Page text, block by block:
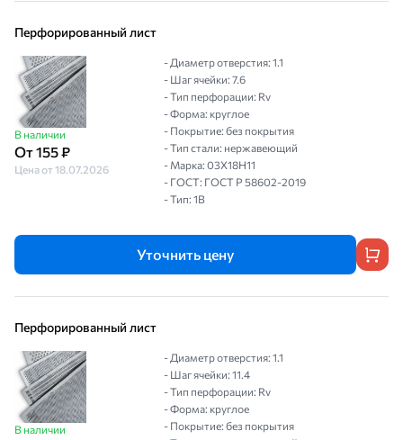
Перфорированный лист
В наличии
От 155 ₽
Цена от 18.07.2026
- Диаметр отверстия: 1.1
- Шаг ячейки: 7.6
- Тип перфорации: Rv
- Форма: круглое
- Покрытие: без покрытия
- Тип стали: нержавеющий
- Марка: 03Х18Н11
- ГОСТ: ГОСТ Р 58602-2019
- Тип: 1B
Уточнить цену
Перфорированный лист
В наличии
- Диаметр отверстия: 1.1
- Шаг ячейки: 11.4
- Тип перфорации: Rv
- Форма: круглое
- Покрытие: без покрытия